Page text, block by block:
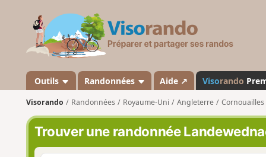
s
a
n
d
o
Outils Randonnées Aide ↗ Visorando
Visorando Randonnées Royaume-Uni Angleterre Cornouailles
Trouver une randonnée